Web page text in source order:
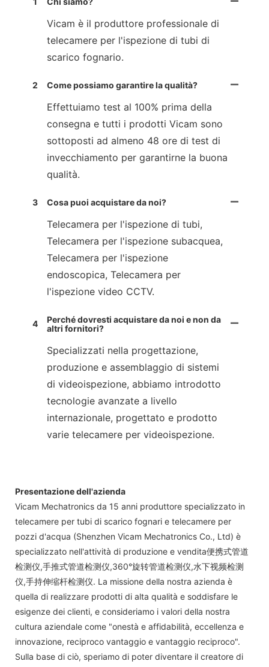
Vicam è il produttore professionale di
telecamere per l'ispezione di tubi di
scarico fognario.
2 Come possiamo garantire la qualità?
Effettuiamo test al 100% prima della
consegna e tutti i prodotti Vicam sono
sottoposti ad almeno 48 ore di test di
invecchiamento per garantirne la buona
qualità.
3 Cosa puoi acquistare da noi?
Telecamera per l'ispezione di tubi,
Telecamera per l'ispezione subacquea,
Telecamera per l'ispezione
endoscopica, Telecamera per
l'ispezione video CCTV.
4
Perché dovresti acquistare da noi e non da
altri fornitori?
Specializzati nella progettazione,
produzione e assemblaggio di sistemi
di videoispezione, abbiamo introdotto
tecnologie avanzate a livello
internazionale, progettato e prodotto
varie telecamere per videoispezione.
Presentazione dell'azienda
Vicam Mechatronics da 15 anni produttore specializzato in
telecamere per tubi di scarico fognari e telecamere per
pozzi d'acqua (Shenzhen Vicam Mechatronics Co., Ltd) è
specializzato nell'attività di produzione e vendita便携式管道
检测仪,手推式管道检测仪,360°旋转管道检测仪,水下视频检测
仪,手持伸缩杆检测仪. La missione della nostra azienda è
quella di realizzare prodotti di alta qualità e soddisfare le
esigenze dei clienti, e consideriamo i valori della nostra
cultura aziendale come "onestà e affidabilità, eccellenza e
innovazione, reciproco vantaggio e vantaggio reciproco".
Sulla base di ciò, speriamo di poter diventare il creatore di